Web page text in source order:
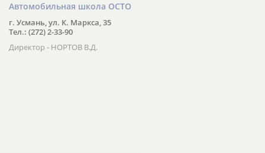
Автомобильная школа ОСТО
г. Усмань, ул. К. Маркса, 35
Тел.: (272) 2-33-90
Директор - НОРТОВ В.Д.